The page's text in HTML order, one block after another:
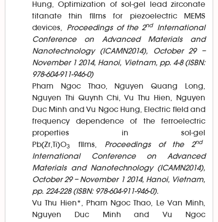
Hung, Optimization of sol-gel lead zirconate
titanate thin films for piezoelectric MEMS
devices, Proceedings of the 2ndInternational
Conference on Advanced Materials and
Nanotechnology (ICAMN2014), October 29 –
November 1 2014, Hanoi, Vietnam, pp. 4-8 (ISBN:
978-604-911-946-0)
Pham Ngoc Thao, Nguyen Quang Long,
Nguyen Thi Quynh Chi, Vu Thu Hien, Nguyen
Duc Minh and Vu Ngoc Hung, Electric field and
frequency dependence of the ferroelectric
properties in sol-gel
Pb(Zr,Ti)O3 films, Proceedings of the 2nd
International Conference on Advanced
Materials and Nanotechnology (ICAMN2014),
October 29 – November 1 2014, Hanoi, Vietnam,
pp. 224-228 (ISBN: 978-604-911-946-0).
Vu Thu Hien*, Pham Ngoc Thao, Le Van Minh,
Nguyen Duc Minh and Vu Ngoc